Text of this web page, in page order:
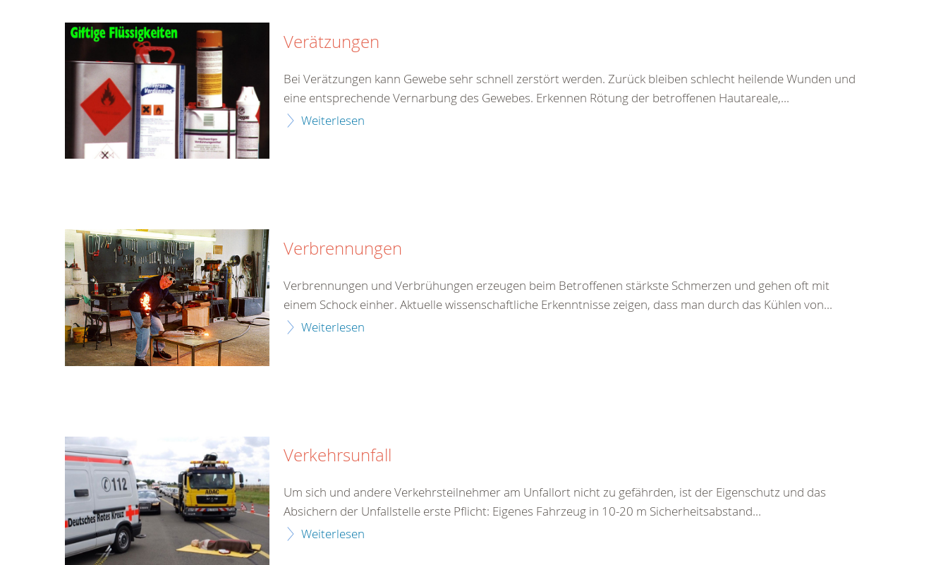
Verätzungen
Bei Verätzungen kann Gewebe sehr schnell zerstört werden. Zurück bleiben schlecht heilende Wunden und
eine entsprechende Vernarbung des Gewebes. Erkennen Rötung der betroffenen Hautareale,...
Weiterlesen
Verbrennungen
Verbrennungen und Verbrühungen erzeugen beim Betroffenen stärkste Schmerzen und gehen oft mit
einem Schock einher. Aktuelle wissenschaftliche Erkenntnisse zeigen, dass man durch das Kühlen von...
Weiterlesen
Verkehrsunfall
Um sich und andere Verkehrsteilnehmer am Unfallort nicht zu gefährden, ist der Eigenschutz und das
Absichern der Unfallstelle erste Pflicht: Eigenes Fahrzeug in 10-20 m Sicherheitsabstand...
Weiterlesen